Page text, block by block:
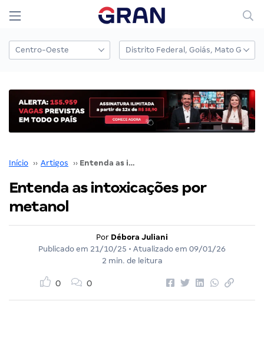
Início ›› Artigos ›› Entenda as intoxicações por metanol
Entenda as intoxicações por
metanol
Por Débora Juliani
Publicado em 21/10/25 • Atualizado em 09/01/26
2 min. de leitura
0 0